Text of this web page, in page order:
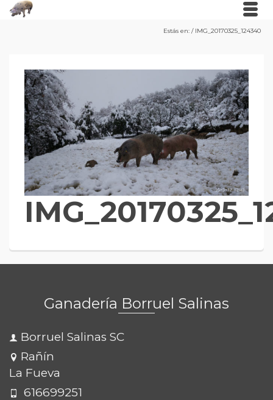
Estás en: / IMG_20170325_124340
Ganadería Borruel Salinas
Borruel Salinas SC
Rañín
La Fueva
616699251